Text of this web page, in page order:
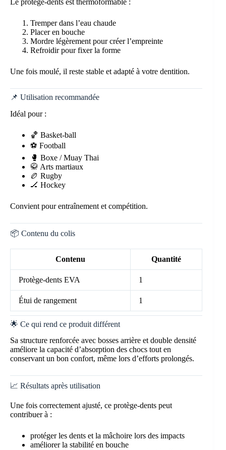
Le protège-dents est thermoformable :
Tremper dans l’eau chaude
Placer en bouche
Mordre légèrement pour créer l’empreinte
Refroidir pour fixer la forme
Une fois moulé, il reste stable et adapté à votre dentition.
📌 Utilisation recommandée
Idéal pour :
🏀 Basket-ball
⚽ Football
🥊 Boxe / Muay Thai
🥋 Arts martiaux
🏉 Rugby
🏒 Hockey
Convient pour entraînement et compétition.
📦 Contenu du colis
Contenu Quantité
Protège-dents EVA 1
Étui de rangement 1
🌟 Ce qui rend ce produit différent
Sa structure renforcée avec bosses arrière et double densité
améliore la capacité d’absorption des chocs tout en
conservant un bon confort, même lors d’efforts prolongés.
📈 Résultats après utilisation
Une fois correctement ajusté, ce protège-dents peut
contribuer à :
protéger les dents et la mâchoire lors des impacts
améliorer la stabilité en bouche